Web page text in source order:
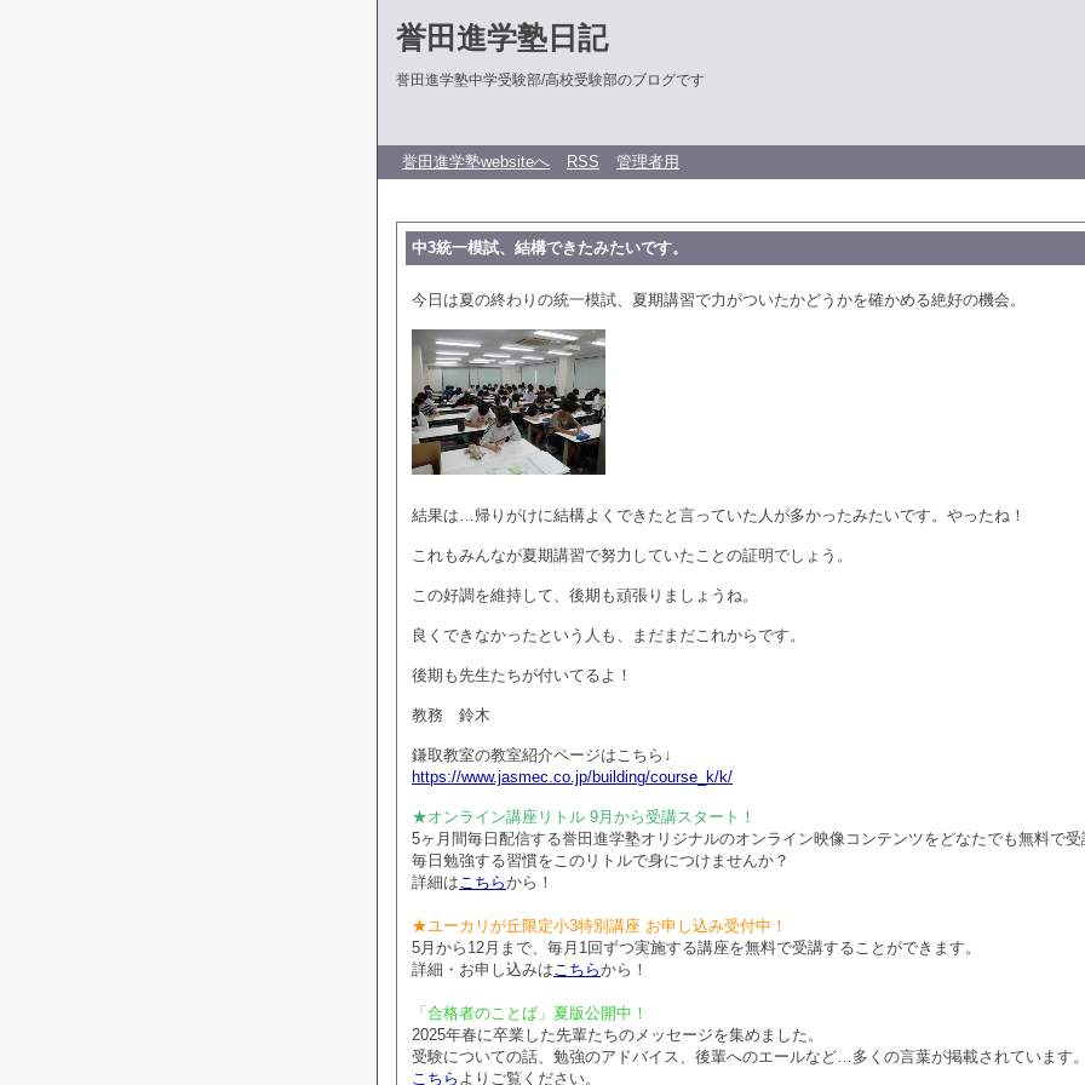
誉田進学塾日記
誉田進学塾中学受験部/高校受験部のブログです
誉田進学塾websiteへ RSS 管理者用
中3統一模試、結構できたみたいです。
今日は夏の終わりの統一模試、夏期講習で力がついたかどうかを確かめる絶好の機会。
結果は…帰りがけに結構よくできたと言っていた人が多かったみたいです。やったね！
これもみんなが夏期講習で努力していたことの証明でしょう。
この好調を維持して、後期も頑張りましょうね。
良くできなかったという人も、まだまだこれからです。
後期も先生たちが付いてるよ！
教務 鈴木
鎌取教室の教室紹介ページはこちら↓
https://www.jasmec.co.jp/building/course_k/k/
★オンライン講座リトル 9月から受講スタート！
5ヶ月間毎日配信する誉田進学塾オリジナルのオンライン映像コンテンツをどなたでも無料で受
毎日勉強する習慣をこのリトルで身につけませんか？
詳細はこちらから！
★ユーカリが丘限定小3特別講座 お申し込み受付中！
5月から12月まで、毎月1回ずつ実施する講座を無料で受講することができます。
詳細・お申し込みはこちらから！
「合格者のことば」夏版公開中！
2025年春に卒業した先輩たちのメッセージを集めました。
受験についての話、勉強のアドバイス、後輩へのエールなど…多くの言葉が掲載されています。
こちら よりご覧ください。